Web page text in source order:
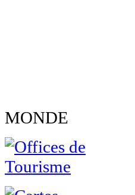
MONDE